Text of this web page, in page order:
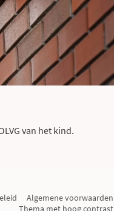
van het kind.
Algemene voorwaarden
Thema met hoog contrast